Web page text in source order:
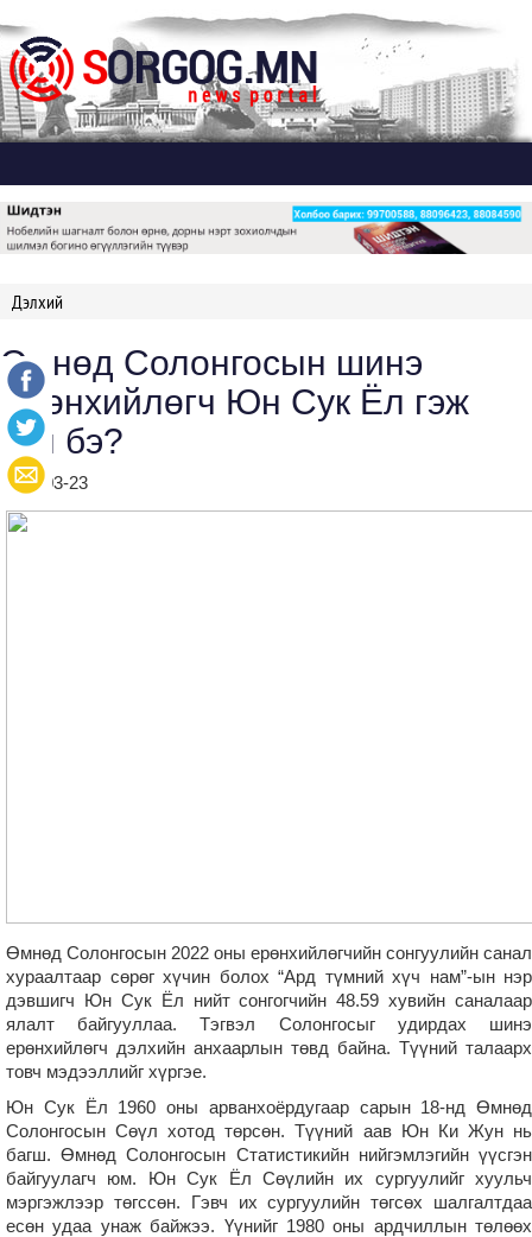
Дэлхий
Өмнөд Солонгосын шинэ
Ерөнхийлөгч Юн Сук Ёл гэж
хэн бэ?
2022-03-23
Өмнөд Солонгосын 2022 оны ерөнхийлөгчийн сонгуулийн санал
хураалтаар сөрөг хүчин болох “Ард түмний хүч нам”-ын нэр
дэвшигч Юн Сук Ёл нийт сонгогчийн 48.59 хувийн саналаар
ялалт байгууллаа. Тэгвэл Солонгосыг удирдах шинэ
ерөнхийлөгч дэлхийн анхаарлын төвд байна. Түүний талаарх
товч мэдээллийг хүргэе.
Юн Сук Ёл 1960 оны арванхоёрдугаар сарын 18-нд Өмнөд
Солонгосын Сөүл хотод төрсөн. Түүний аав Юн Ки Жун нь
багш. Өмнөд Солонгосын Статистикийн нийгэмлэгийн үүсгэн
байгуулагч юм. Юн Сук Ёл Сөүлийн их сургуулийг хуульч
мэргэжлээр төгссөн. Гэвч их сургуулийн төгсөх шалгалтдаа
есөн удаа унаж байжээ. Үүнийг 1980 оны ардчиллын төлөөх